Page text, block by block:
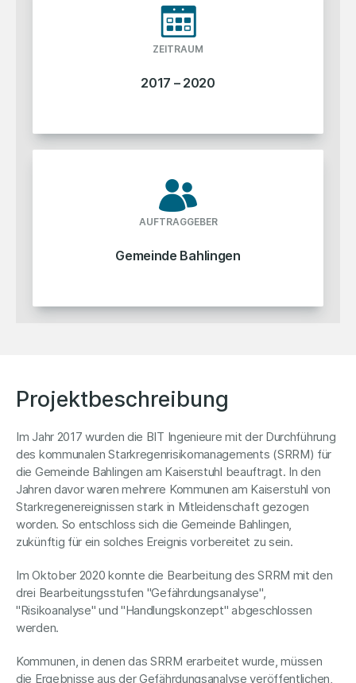
ZEITRAUM
2017 – 2020
AUFTRAGGEBER
Gemeinde Bahlingen
Projektbeschreibung
Im Jahr 2017 wurden die BIT Ingenieure mit der Durchführung
des kommunalen Starkregenrisikomanagements (SRRM) für
die Gemeinde Bahlingen am Kaiserstuhl beauftragt. In den
Jahren davor waren mehrere Kommunen am Kaiserstuhl von
Starkregenereignissen stark in Mitleidenschaft gezogen
worden. So entschloss sich die Gemeinde Bahlingen,
zukünftig für ein solches Ereignis vorbereitet zu sein.
Im Oktober 2020 konnte die Bearbeitung des SRRM mit den
drei Bearbeitungsstufen "Gefährdungsanalyse",
"Risikoanalyse" und "Handlungskonzept" abgeschlossen
werden.
Kommunen, in denen das SRRM erarbeitet wurde, müssen
die Ergebnisse aus der Gefährdungsanalyse veröffentlichen,